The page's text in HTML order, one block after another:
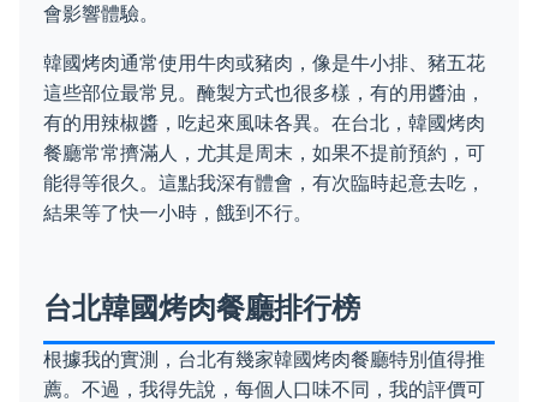
會影響體驗。
韓國烤肉通常使用牛肉或豬肉，像是牛小排、豬五花
這些部位最常見。醃製方式也很多樣，有的用醬油，
有的用辣椒醬，吃起來風味各異。在台北，韓國烤肉
餐廳常常擠滿人，尤其是周末，如果不提前預約，可
能得等很久。這點我深有體會，有次臨時起意去吃，
結果等了快一小時，餓到不行。
台北韓國烤肉餐廳排行榜
根據我的實測，台北有幾家韓國烤肉餐廳特別值得推
薦。不過，我得先說，每個人口味不同，我的評價可